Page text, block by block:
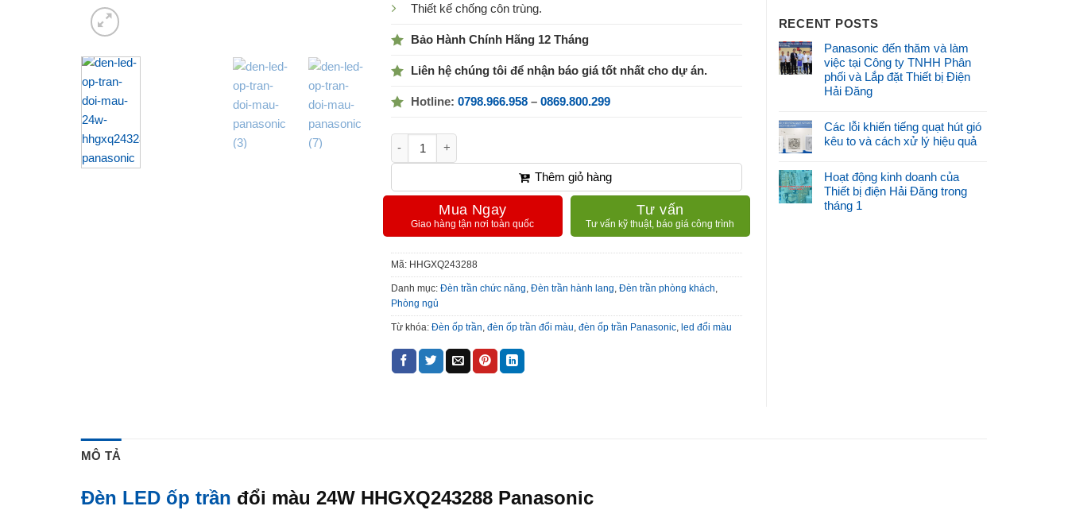
Thiết kế chống côn trùng.
Bảo Hành Chính Hãng 12 Tháng
Liên hệ chúng tôi để nhận báo giá tốt nhất cho dự án.
Hotline: 0798.966.958 – 0869.800.299
Thêm giỏ hàng
Mua Ngay
Giao hàng tận nơi toàn quốc
Tư vấn
Tư vấn kỹ thuật, báo giá công trình
Mã: HHGXQ243288
Danh mục: Đèn trần chức năng, Đèn trần hành lang, Đèn trần phòng khách,
Phòng ngủ
Từ khóa: Đèn ốp trần, đèn ốp trần đổi màu, đèn ốp trần Panasonic, led đổi màu
RECENT POSTS
Panasonic đến thăm và làm
việc tại Công ty TNHH Phân
phối và Lắp đặt Thiết bị Điện
Hải Đăng
Các lỗi khiến tiếng quạt hút gió
kêu to và cách xử lý hiệu quả
Hoạt động kinh doanh của
Thiết bị điện Hải Đăng trong
tháng 1
MÔ TẢ
Đèn LED ốp trần đổi màu 24W HHGXQ243288 Panasonic